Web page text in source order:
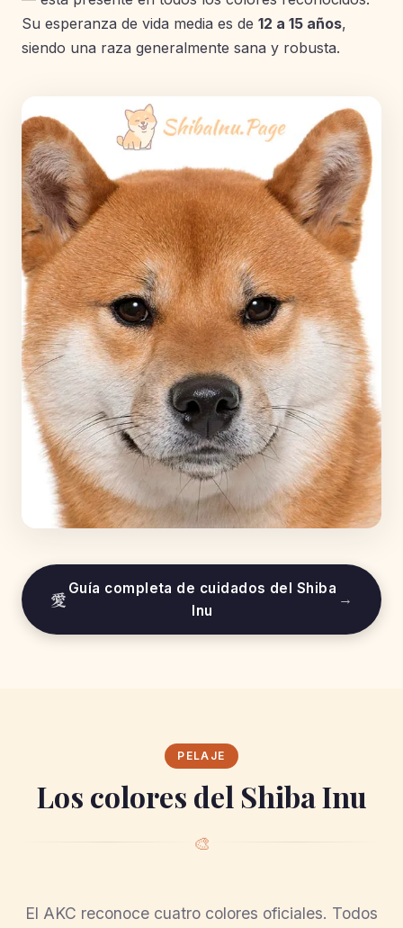
Su esperanza de vida media es de 12 a 15 años,
siendo una raza generalmente sana y robusta.
愛 Guía completa de cuidados del Shiba
Inu
→
PELAJE
Los colores del Shiba Inu
🎨
El AKC reconoce cuatro colores oficiales. Todos